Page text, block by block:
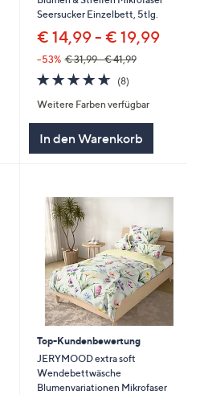
Seersucker Einzelbett, 5tlg.
€ 14,99 - € 19,99
--53% € 31,99 - € 41,99
4.6
von
5
(8)8
Weitere Farben verfügbar
In den Warenkorb
Top-Kundenbewertung
JERYMOOD extra soft
Wendebettwäsche
Blumenvariationen Mikrofaser